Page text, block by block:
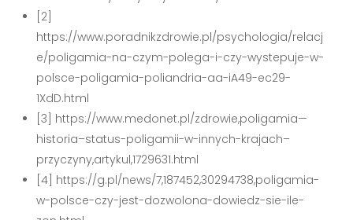
[2]
https://www.poradnikzdrowie.pl/psychologia/relacj
e/poligamia-na-czym-polega-i-czy-wystepuje-w-
polsce-poligamia-poliandria-aa-iA49-ec29-
1XdD.html
[3] https://www.medonet.pl/zdrowie,poligamia—
historia–status-poligamii-w-innych-krajach–
przyczyny,artykul,1729631.html
[4] https://g.pl/news/7,187452,30294738,poligamia-
w-polsce-czy-jest-dozwolona-dowiedz-sie-ile-